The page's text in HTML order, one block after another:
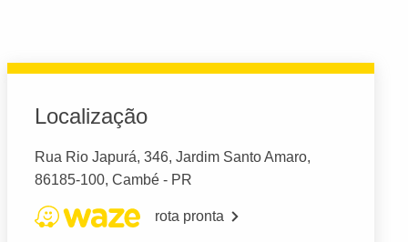
Localização
Rua Rio Japurá, 346, Jardim Santo Amaro,
86185-100, Cambé - PR
rota pronta